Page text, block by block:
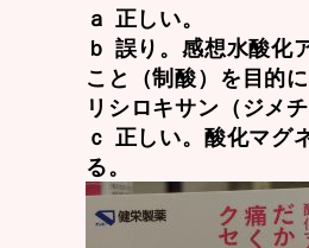
ａ 正しい。
ｂ 誤り。感想水酸化
こと（制酸）を目的
リシロキサン （ジメ
ｃ 正しい。 酸化マグ
る。